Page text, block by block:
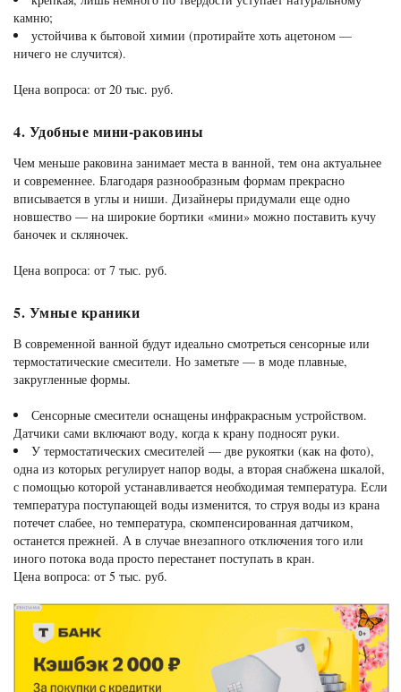
камню;
устойчива к бытовой химии (протирайте хоть ацетоном —
ничего не случится).
Цена вопроса: от 20 тыс. руб.
4. Удобные мини-раковины
Чем меньше раковина занимает места в ванной, тем она актуальнее
и современнее. Благодаря разнообразным формам прекрасно
вписывается в углы и ниши. Дизайнеры придумали еще одно
новшество — на широкие бортики «мини» можно поставить кучу
баночек и скляночек.
Цена вопроса: от 7 тыс. руб.
5. Умные краники
В современной ванной будут идеально смотреться сенсорные или
термостатические смесители. Но заметьте — в моде плавные,
закругленные формы.
Сенсорные смесители оснащены инфракрасным устройством.
Датчики сами включают воду, когда к крану подносят руки.
У термостатических смесителей — две рукоятки (как на фото),
одна из которых регулирует напор воды, а вторая снабжена шкалой,
с помощью которой устанавливается необходимая температура. Если
температура поступающей воды изменится, то струя воды из крана
потечет слабее, но температура, скомпенсированная датчиком,
останется прежней. А в случае внезапного отключения того или
иного потока вода просто перестанет поступать в кран.
Цена вопроса: от 5 тыс. руб.